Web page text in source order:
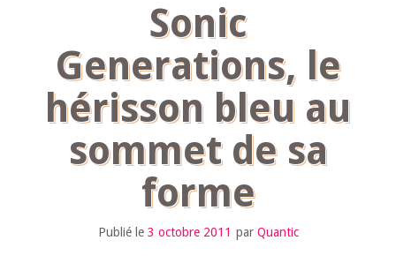
Sonic
Generations, le
hérisson bleu au
sommet de sa
forme
Publié le 3 octobre 2011 par Quantic